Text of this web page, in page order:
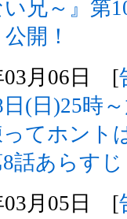
い兄～』第
開！
03月06日 [
日(日)25時
てホント
話あらす
03月05日 [